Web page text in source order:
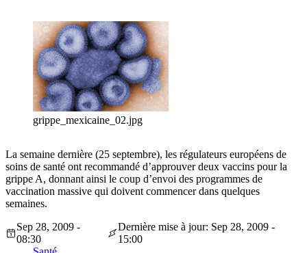
grippe_mexicaine_02.jpg
La semaine dernière (25 septembre), les régulateurs européens de
soins de santé ont recommandé d’approuver deux vaccins pour la
grippe A, donnant ainsi le coup d’envoi des programmes de
vaccination massive qui doivent commencer dans quelques
semaines.
Sep 28, 2009 -
08:30
Dernière mise à jour: Sep 28, 2009 -
15:00